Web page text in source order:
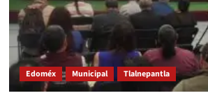
Edoméx Municipal Tlalnepantla